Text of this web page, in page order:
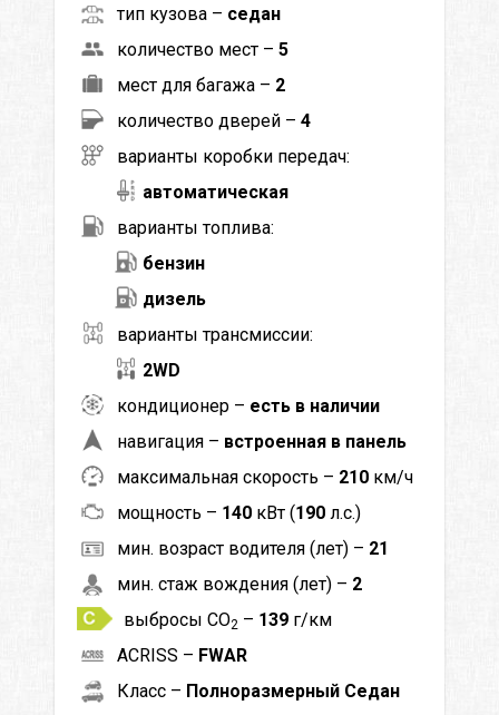
тип кузова – седан
количество мест – 5
мест для багажа – 2
количество дверей – 4
варианты коробки передач:
автоматическая
варианты топлива:
бензин
дизель
варианты трансмиссии:
2WD
кондиционер – есть в наличии
навигация – встроенная в панель
максимальная скорость – 210 км/ч
мощность – 140 кВт (190 л.с.)
мин. возраст водителя (лет) – 21
мин. стаж вождения (лет) – 2
выбросы CO2 – 139 г/км
ACRISS – FWAR
Класс – Полноразмерный Седан